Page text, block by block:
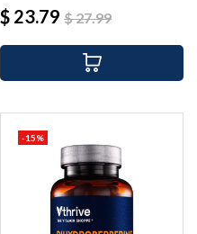
Precio
$ 23.79 Precio
$ 27.99
-15%